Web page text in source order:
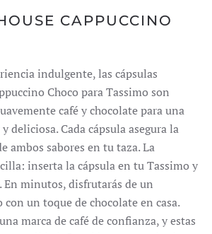
CAPPUCCINO
indulgente, las cápsulas
Choco para Tassimo son
café y chocolate para una
deliciosa.Cada cápsula asegura la
ambos sabores en tu taza.La
inserta la cápsula en tu Tassimo y
En minutos, disfrutarás de un
con un toque de chocolate en casa.
marca de café de confianza, y estas